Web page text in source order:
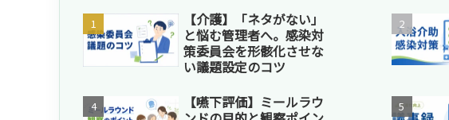
【介護】「ネタがない」
と悩む管理者へ。感染対
策委員会を形骸化させな
い議題設定のコツ
【嚥下評価】ミールラウ